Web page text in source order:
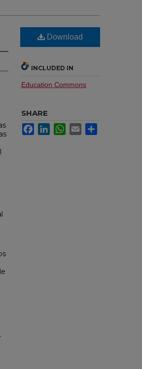
Download
INCLUDED IN
Education Commons
SHARE
FacebookLinkedInWhatsApp
Email